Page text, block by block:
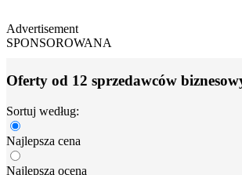
Advertisement
SPONSOROWANA
Oferty od 12 sprzedawców
Sortuj według:
Najlepsza cena
Najlepsza ocena